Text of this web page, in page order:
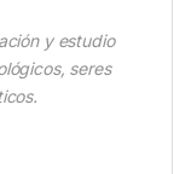
y estudio
seres